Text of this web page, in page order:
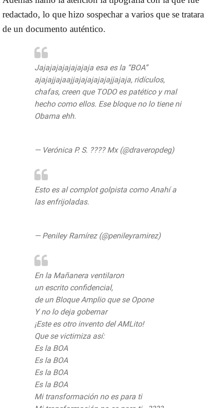
redactado, lo que hizo sospechar a varios que se tratara
de un documento auténtico.
Jajajajajajajajaja esa es la “BOA”
ajajajjajaajjajajajajajajjajaja, ridículos,
chafas, creen que TODO es patético y mal
hecho como ellos. Ese bloque no lo tiene ni
Obama ehh.
— Verónica P. S. ???? Mx (@draveropdeg)
Esto es al complot golpista como Anahí a
las enfrijoladas.
— Peniley Ramírez (@penileyramirez)
En la Mañanera ventilaron
un escrito confidencial,
de un Bloque Amplio que se Opone
Y no lo deja gobernar
¡Este es otro invento del AMLito!
Que se victimiza así:
Es la BOA
Es la BOA
Es la BOA
Es la BOA
Mi transformación no es para ti